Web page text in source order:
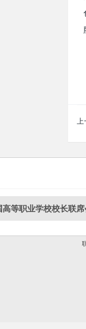
上
等职业学校校长联